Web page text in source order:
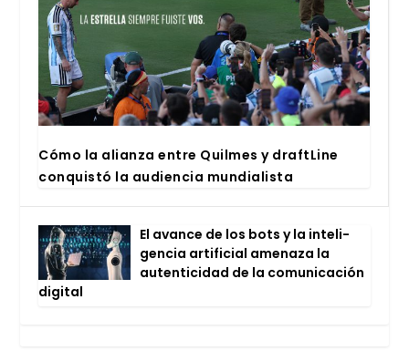
Cómo la alian­za entre Quil­mes y draftLi­ne
con­quis­tó la audien­cia mun­dia­lis­ta
El avan­ce de los bots y la inte­li­
gen­cia arti­fi­cial ame­na­za la
auten­ti­ci­dad de la comu­ni­ca­ción
digi­tal